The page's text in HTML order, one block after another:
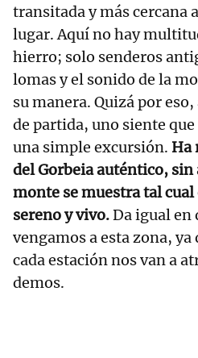
transitada y más cercana
lugar. Aquí no hay
hierro; solo senderos
lomas y el sonido de la
su manera. Quizá por
de partida, uno siente
una simple excursión. Ha
del Gorbeia auténtico,
monte se muestra tal
sereno y vivo.Da igual en
vengamos a esta zona, ya
cada estación nos van a
demos.